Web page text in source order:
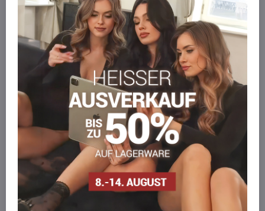
Gesicherte Online-Zahlungen
Ware auf Lager
Wir versenden sofort
Werden Sie Teil von everlady
Werden Sie Teil von everlady und genießen Sie einen 5 %
Mitgliedervorteilbei jedem Einkauf.
Der Vorteil wird automatisch im Warenkorb angewendet.
Möchten Sie mehr bestellen, als wir
auf Lager haben?
Zögern Sie nicht, uns zu kontaktieren, wir füllen die Ware für Sie
wieder auf!
info​@everlady​.eu